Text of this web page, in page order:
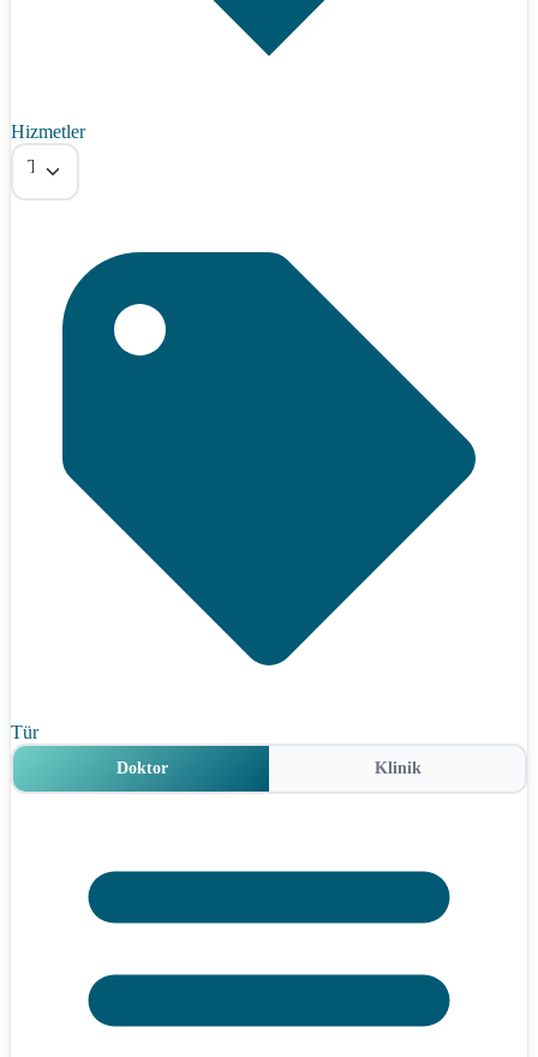
Hizmetler
Tümü
Tür
Doktor Klinik